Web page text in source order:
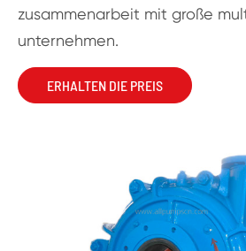
zusammenarbeit mit große
unternehmen.
ERHALTEN DIE PREIS